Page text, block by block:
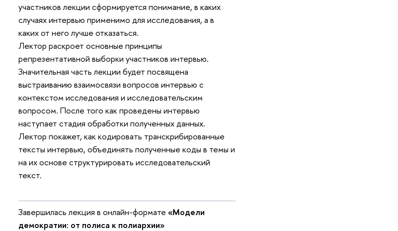
участников лекции сформируется понимание, в каких
случаях интервью применимо для исследования, а в
каких от него лучше отказаться.
Лектор раскроет основные принципы
репрезентативной выборки участников интервью.
Значительная часть лекции будет посвящена
выстраиванию взаимосвязи вопросов интервью с
контекстом исследования и исследовательским
вопросом. После того как проведены интервью
наступает стадия обработки полученных данных.
Лектор покажет, как кодировать транскрибированные
тексты интервью, объединять полученные коды в темы и
на их основе структурировать исследовательский
текст.
Завершилась лекция в онлайн-формате«Модели
демократии: от полиса к полиархии»